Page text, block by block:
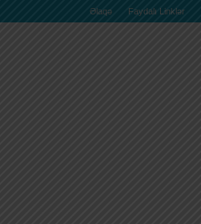
Əlaqə Faydalı Linklər